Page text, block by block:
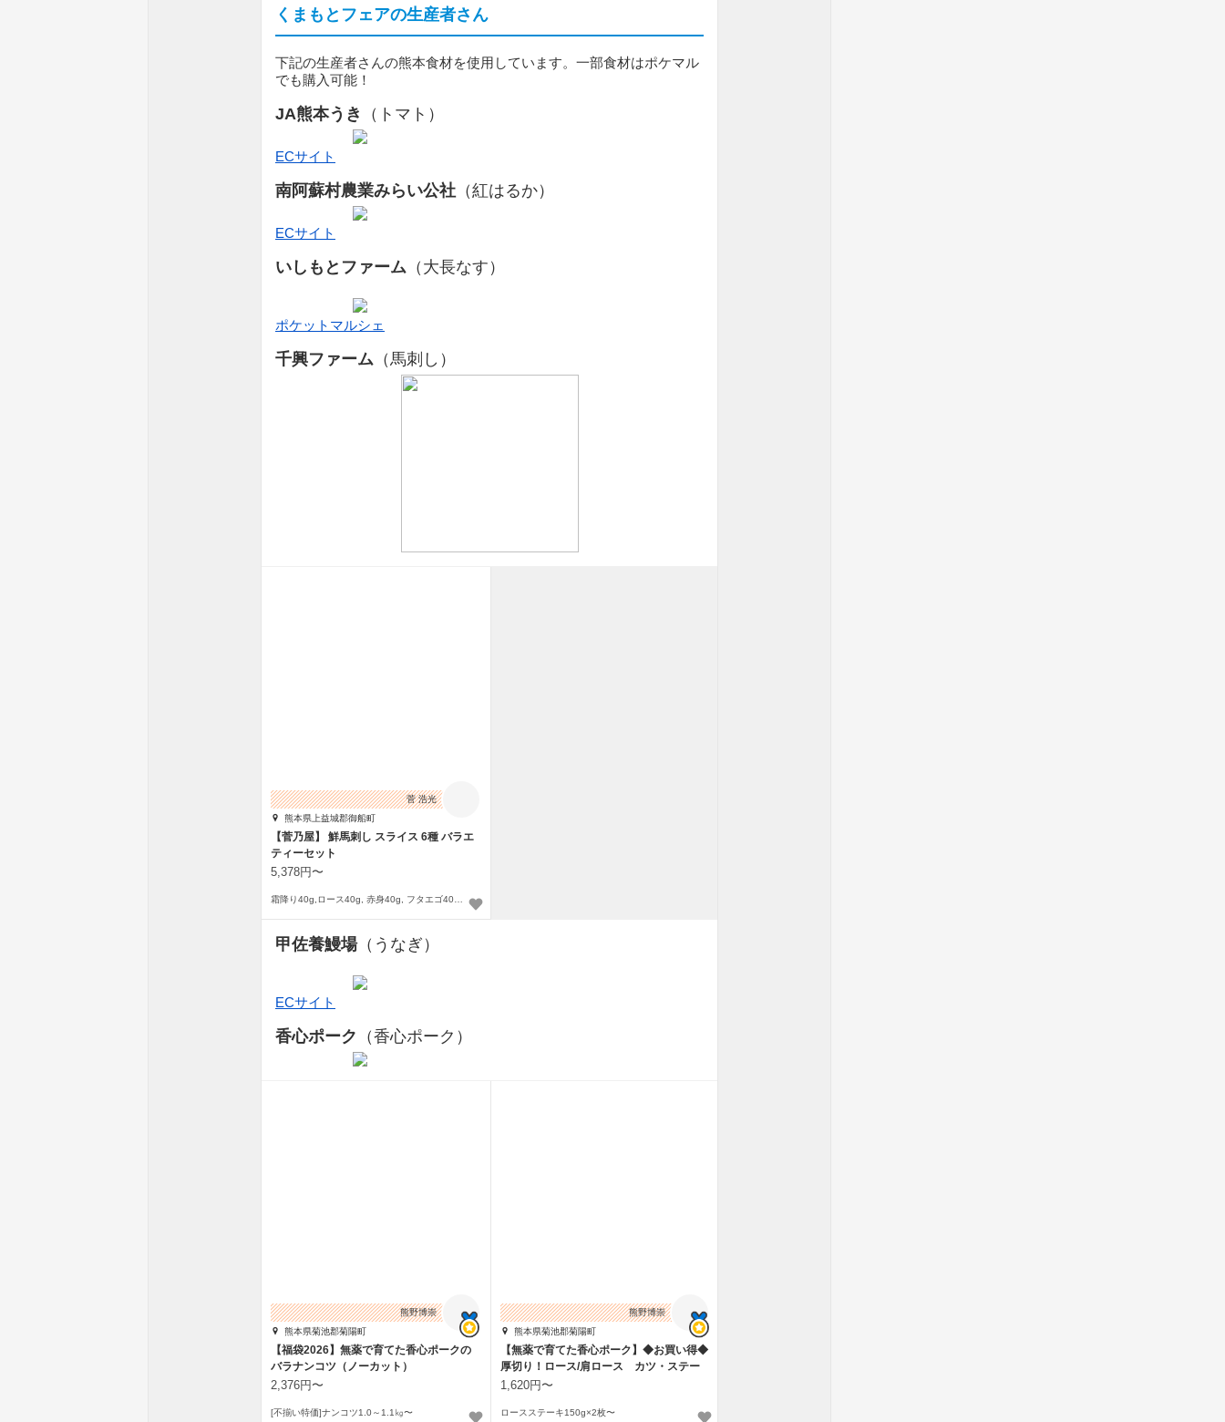
くまもとフェアの生産者さん
下記の生産者さんの熊本食材を使用しています。一部食材はポケマル
でも購入可能！
JA熊本うき （トマト）
ECサイト
南阿蘇村農業みらい公社 （紅はるか）
ECサイト
いしもとファーム （大長なす）
ポケットマルシェ
千興ファーム （馬刺し）
菅 浩光
熊本県上益城郡御船町
【菅乃屋】 鮮馬刺し スライス 6種 バラエ
ティーセット
5,378円〜
甲佐養鰻場（うなぎ）
ECサイト
香心ポーク （香心ポーク）
熊野博崇
熊本県菊池郡菊陽町
【福袋2026】無薬で育てた香心ポークの
バラナンコツ（ノーカット）
2,376円〜
[不揃い特価]ナンコツ1.0～1.1㎏〜
熊野博崇
熊本県菊池郡菊陽町
【無薬で育てた香心ポーク】◆お買い得◆
厚切り！ロース/肩ロース カツ・ステー
キ用
1,620円〜
ロースステーキ150g×2枚〜